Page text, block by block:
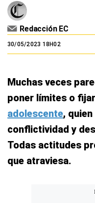
Redacción EC
30/05/2023 18H02
Muchas veces
poner límites o
adolescente,
conflictividad y
Todas actitudes
que atraviesa.